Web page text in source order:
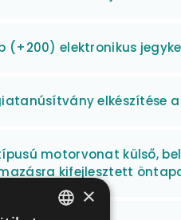
(+200) elektronikus
elkészítése a
motorvonat külső,
kifejlesztett
×